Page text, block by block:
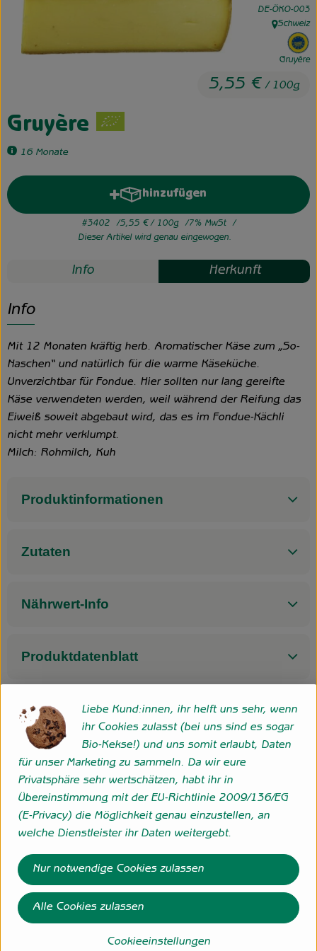
Gruyère
16 Monate
5,55 €/ 100g
, Kontrollstelle:
DE-ÖKO-003
, Herkunft:
Schweiz
,
Gruyère
hinzufügen
Produkt zum Warenkorb
#3402 5,55 €/ 100g
7% MwSt
Dieser Artikel wird genau eingewogen.
Info Herkunft
Info
Mit 12 Monaten kräftig herb. Aromatischer Käse zum „So-
Naschen“ und natürlich für die warme Käseküche.
Unverzichtbar für Fondue. Hier sollten nur lang gereifte
Käse verwendeten werden, weil während der Reifung das
Eiweiß soweit abgebaut wird, das es im Fondue-Kächli
nicht mehr verklumpt.
Milch: Rohmilch, Kuh
Produktinformationen
Zutaten
Nährwert-Info
Produktdatenblatt
Herkunft
Hersteller: Vallée-Verte Handelsgesellschaft für
Naturprodukte mbH
Schweiz
Liebe Kund:innen, ihr helft uns sehr, wenn
ihr Cookies zulasst (bei uns sind es sogar
Bio-Kekse!) und uns somit erlaubt, Daten
für unser Marketing zu sammeln. Da wir eure
Privatsphäre sehr wertschätzen, habt ihr in
Übereinstimmung mit der EU-Richtlinie 2009/136/EG
(E-Privacy) die Möglichkeit genau einzustellen, an
welche Dienstleister ihr Daten weitergebt.
Cookieeinstellungen
Nur notwendige Cookies zulassen
Alle Cookies zulassen